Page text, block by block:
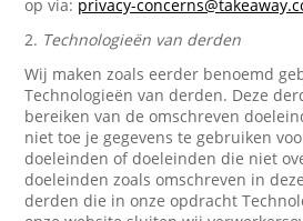
op via: privacy-
2. Technologieën van derden
Wij maken zoals eerder benoemd
Technologieën van derden. Deze
bereiken van de omschreven
niet toe je gegevens te gebruiken
doeleinden of doeleinden die niet
doeleinden zoals omschreven in
derden die in onze opdracht